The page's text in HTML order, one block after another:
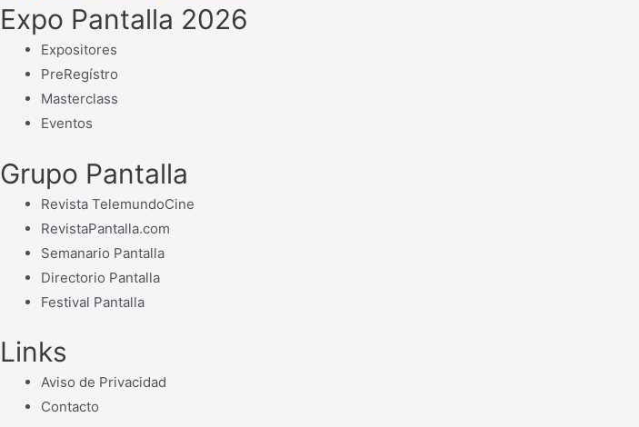
Expo Pantalla 2026
Expositores
PreRegístro
Masterclass
Eventos
Grupo Pantalla
Revista TelemundoCine
RevistaPantalla.com
Semanario Pantalla
Directorio Pantalla
Festival Pantalla
Links
Aviso de Privacidad
Contacto